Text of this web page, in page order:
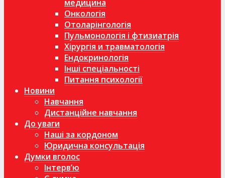
медицина
Онкологія
Отоларінгологія
Пульмонологія і фтизиатрія
Хірургія и травматологія
Ендокринологія
Інші спеціальності
Питання психології
Новини
Навчання
Дистанційне навчання
До уваги
Наші за кордоном
Юридична консультація
Думки вголос
Інтерв’ю